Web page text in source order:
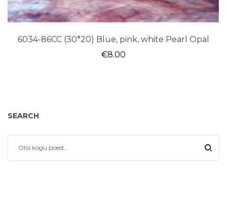
6034-86CC (30*20) Blue, pink, white Pearl Opal
€8.00
SEARCH